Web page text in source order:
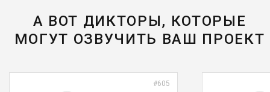
А ВОТ ДИКТОРЫ, КОТОРЫЕ
МОГУТ ОЗВУЧИТЬ ВАШ ПРОЕКТ
#605